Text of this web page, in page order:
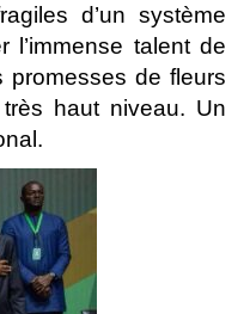
d’un système
l’immense talent de
promesses de fleurs
haut niveau. Un